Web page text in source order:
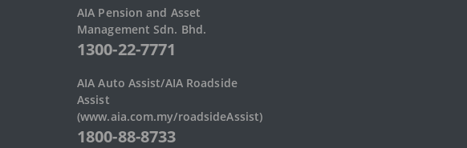
AIA Pension and Asset
Management Sdn. Bhd.
1300-22-7771
AIA Auto Assist/AIA Roadside
Assist
(www.aia.com.my/roadsideAssist)
1800-88-8733